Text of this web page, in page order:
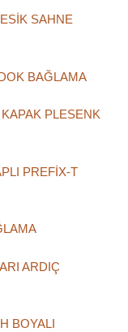
SAHNE
BAĞLAMA
PLESENK
PREFİX-T
ARDIÇ
BOYALI